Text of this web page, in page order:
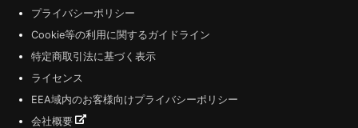
プライバシーポリシー
Cookie等の利用に関するガイドライン
特定商取引法に基づく表示
ライセンス
EEA域内のお客様向けプライバシーポリシー
会社概要